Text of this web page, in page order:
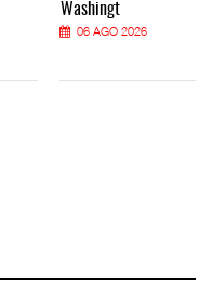
Washingt
06 AGO 2026